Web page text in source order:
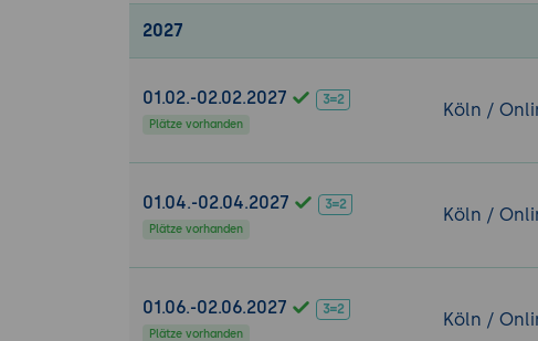
Asset-Daten,
API-Integration und
Aufgaben, wie
Sicherheit und
Verwaltung von
Datensicherung
2027
01.02.-02.02.2027
Plätze vorhanden
Köln /
01.04.-02.04.2027
Plätze vorhanden
Köln /
01.06.-02.06.2027
Plätze vorhanden
Köln /